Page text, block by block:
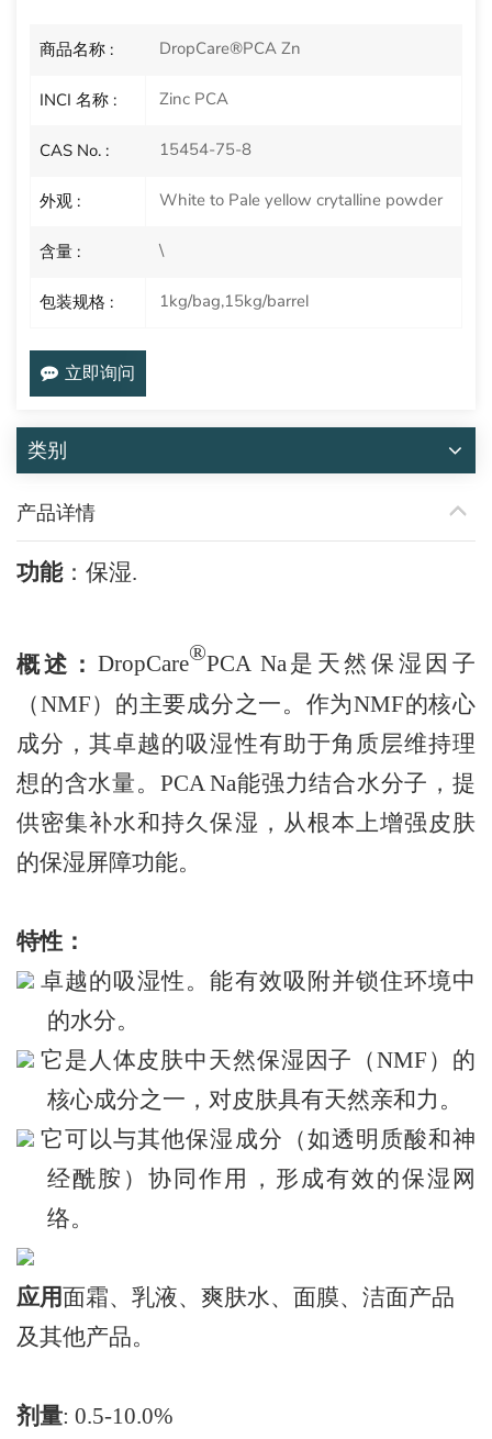
商品名称 : DropCare®PCA Zn
INCI 名称 : Zinc PCA
CAS No. : 15454-75-8
外观 : White to Pale yellow crytalline powder
含量 : \
包装规格 : 1kg/bag,15kg/barrel
立即询问
类别
产品详情
功能： 保湿.
概述： DropCare®PCA Na是天然保湿因子
（NMF）的主要成分之一。作为NMF的核心
成分，其卓越的吸湿性有助于角质层维持理
想的含水量。PCA Na能强力结合水分子，提
供密集补水和持久保湿，从根本上增强皮肤
的保湿屏障功能。
特性：
卓越的吸湿性。能有效吸附并锁住环境中
的水分。
它是人体皮肤中天然保湿因子（NMF）的
核心成分之一，对皮肤具有天然亲和力。
它可以与其他保湿成分（如透明质酸和神
经酰胺）协同作用，形成有效的保湿网
络。
应用面霜、乳液、爽肤水、面膜、洁面产品
及其他产品。
剂量: 0.5-10.0%